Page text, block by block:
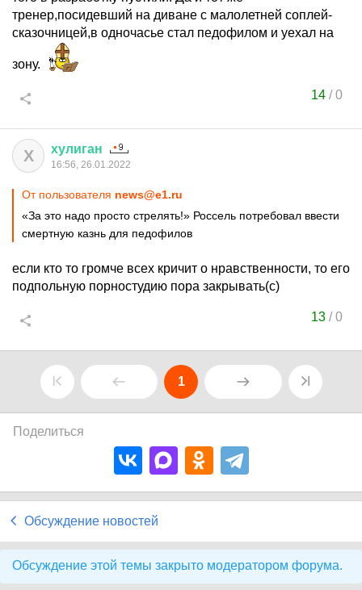
тренер,посидевший на диване с малолетней соплей-
сказочницей,в одночасье стал педофилом и уехал на
зону.
14 /0
Х хулиган
16:56, 26.01.2022
От пользователя news@e1.ru
«За это надо просто стрелять!» Россель потребовал ввести
смертную казнь для педофилов
если кто то громче всех кричит о нравственности, то его
подпольную порностудию пора закрывать(с)
13 /0
1
Поделиться
Обсуждение новостей
Обсуждение этой темы закрыто модератором форума.